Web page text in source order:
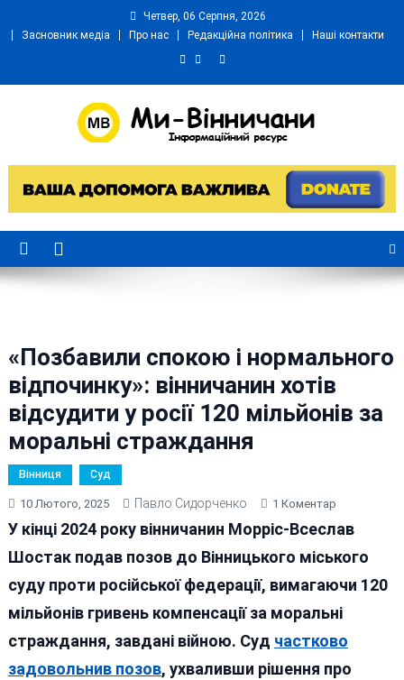
Четвер, 06 Серпня, 2026
Засновник медіа
Про нас Редакційна політика Наші контакти
Ми Вінничани
«Позбавили спокою і нормального
відпочинку»: вінничанин хотів
відсудити у росії 120 мільйонів за
моральні страждання
Вінниця Суд
10 Лютого, 2025 Павло Сидорченко 1 КоментарДо
«Позбавили
І
Відпочинку»:
Хотів
Відсудити
У кінці 2024 року вінничанин Морріс-Всеслав
Шостак подав позов до Вінницького міського
суду проти російської федерації, вимагаючи 120
мільйонів гривень компенсації за моральні
страждання, завдані війною. Суд частково
задовольнив позов, ухваливши рішення про